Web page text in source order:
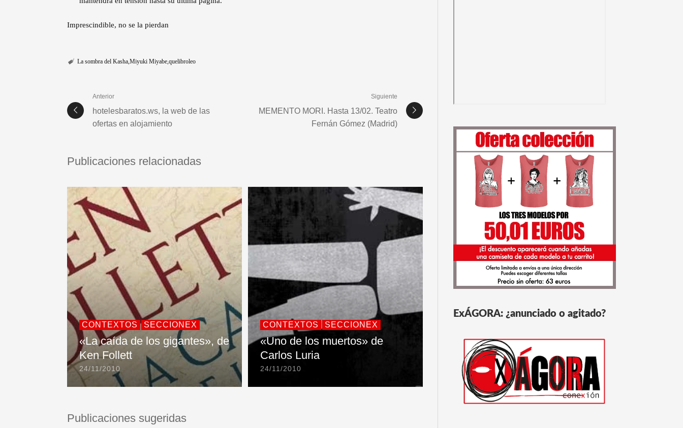
Imprescindible, no se la pierdan
La sombra del Kasha Miyuki Miyabe quelibroleo
Anterior
hotelesbaratos.ws, la web de las
ofertas en alojamiento
Siguiente
MEMENTO MORI. Hasta 13/02. Teatro
Fernán Gómez (Madrid)
Publicaciones relacionadas
CONTEXTOS SECCIONEX
«La caída de los gigantes», de
Ken Follett
24/11/2010
CONTEXTOS SECCIONEX
«Uno de los muertos» de
Carlos Luria
24/11/2010
Publicaciones sugeridas
ExÁGORA: ¿anunciado o agitado?